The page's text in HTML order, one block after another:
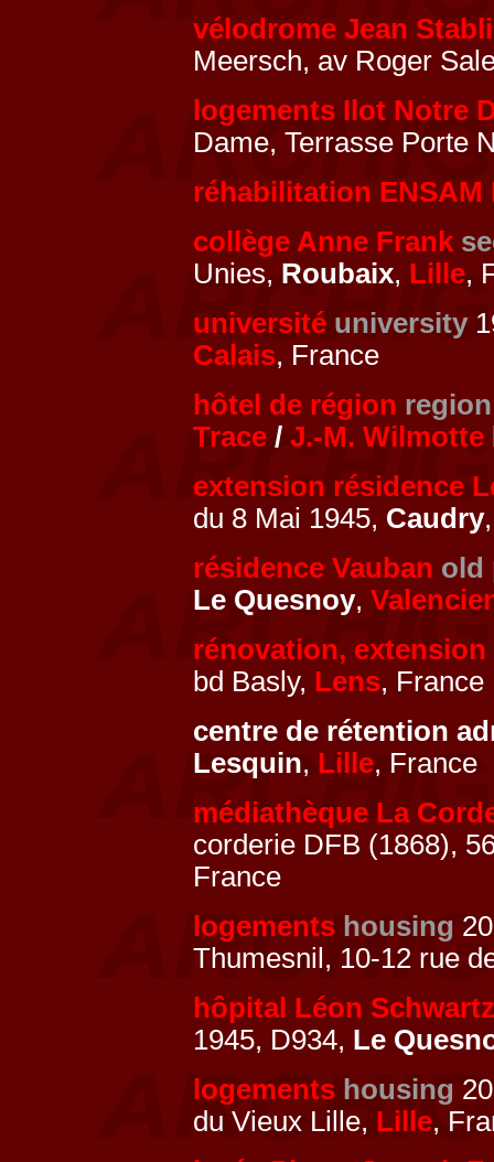
vélodrome Jean
Meersch, av Roger
logements Ilot Notre
Dame, Terrasse Porte
réhabilitation ENSAM
collège Anne Frank
Unies, Roubaix, Lille,
université university
Calais, France
hôtel de région
Trace / J.-M. Wilmotte
extension résidence
du 8 Mai 1945, Caudry
résidence Vauban old
Le Quesnoy,
rénovation,
bd Basly, Lens, France
centre de rétention
Lesquin, Lille, France
médiathèque La
corderie DFB (1868),
France
logements housing
Thumesnil, 10-12 rue
hôpital Léon
1945, D934, Le
logements housing
du Vieux Lille, Lille,